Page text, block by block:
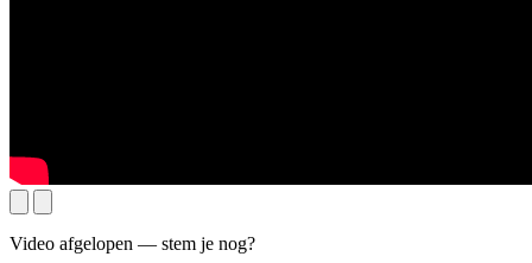
Video afgelopen — stem je nog?